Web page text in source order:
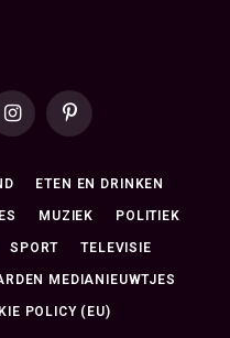
InstagramPinterest
ETEN EN DRINKEN
MUZIEK POLITIEK
SPORT TELEVISIE
MEDIANIEUWTJES
POLICY (EU)